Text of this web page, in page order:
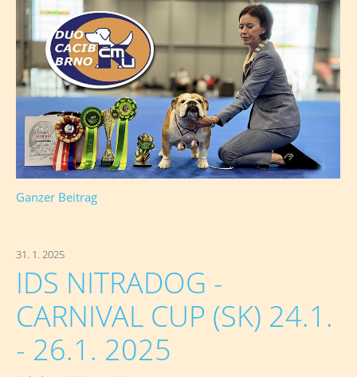
Ganzer Beitrag
31. 1. 2025
IDS NITRADOG -
CARNIVAL CUP (SK) 24.1.
- 26.1. 2025